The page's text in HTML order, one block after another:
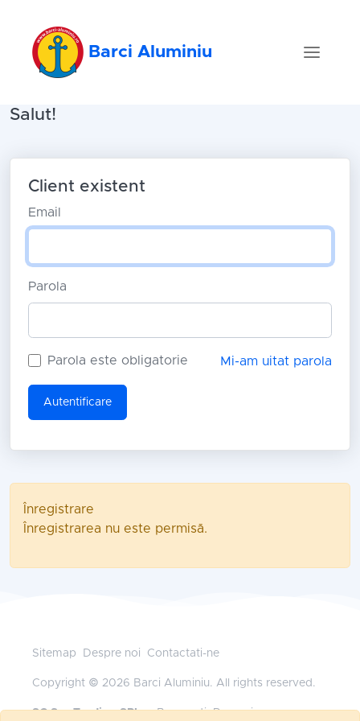
Barci Aluminiu
Salut!
Client existent
Email
Parola
Parola este obligatorie Mi-am uitat parola
Autentificare
Înregistrare
Înregistrarea nu este permisă.
Sitemap Despre noi Contactati-ne
Copyright © 2026 Barci Aluminiu. All rights reserved.
SC Sys Trading SRL— Bucuresti, Romania